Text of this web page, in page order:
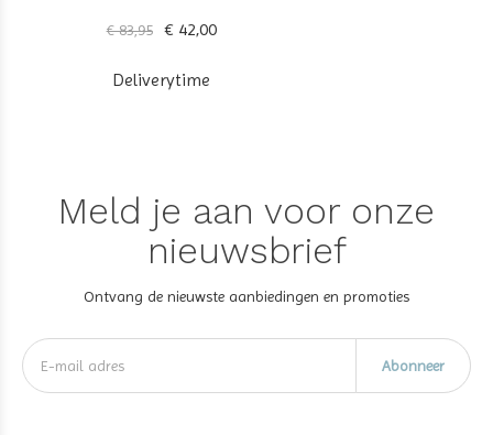
€ 83,95 € 42,00
Deliverytime
Meld je aan voor onze
nieuwsbrief
Ontvang de nieuwste aanbiedingen en promoties
Abonneer